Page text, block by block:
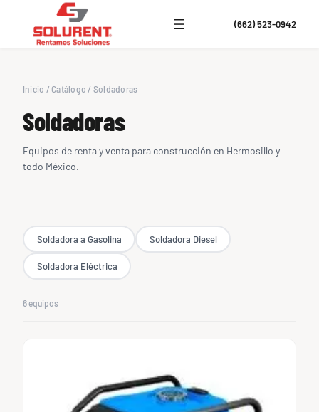
(662) 523-0942
Inicio / Catálogo / Soldadoras
Soldadoras
Equipos de renta y venta para construcción en Hermosillo y
todo México.
Soldadora a Gasolina Soldadora Diesel
Soldadora Eléctrica
6 equipos